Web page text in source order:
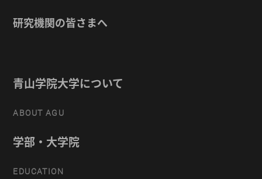
研究機関の皆さまへ
青山学院大学について
ABOUT AGU
学部・大学院
EDUCATION